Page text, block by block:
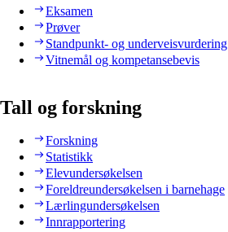
Eksamen
Prøver
Standpunkt- og underveisvurdering
Vitnemål og kompetansebevis
Tall og forskning
Forskning
Statistikk
Elevundersøkelsen
Foreldreundersøkelsen i barnehage
Lærlingundersøkelsen
Innrapportering